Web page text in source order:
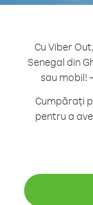
Cu Viber
Senegal din
sau mobil!
Cumpărați
pentru a